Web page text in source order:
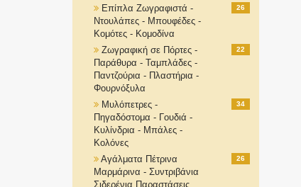
Επίπλα Ζωγραφιστά -
Ντουλάπες - Μπουφέδες -
Κομότες - Κομοδίνα
26
Ζωγραφική σε Πόρτες -
Παράθυρα - Ταμπλάδες -
Παντζούρια - Πλαστήρια -
Φουρνόξυλα
22
Μυλόπετρες -
Πηγαδόστομα - Γουδιά -
Κυλίνδρια - Μπάλες -
Κολόνες
34
Αγάλματα Πέτρινα
Μαρμάρινα - Συντριβάνια
Σιδερένια Παραστάσεις
26